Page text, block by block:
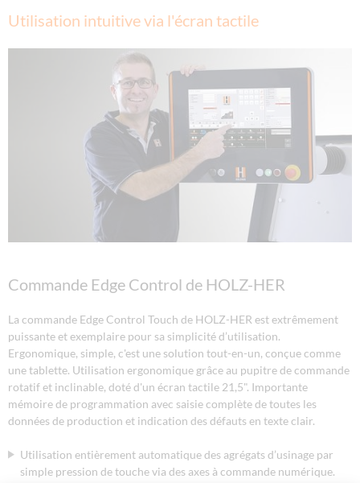
Utilisation intuitive via l'écran tactile
Commande Edge Control de HOLZ-HER
La commande Edge Control Touch de HOLZ-HER est extrêmement
puissante et exemplaire pour sa simplicité d’utilisation.
Ergonomique, simple, c'est une solution tout-en-un, conçue comme
une tablette. Utilisation ergonomique grâce au pupitre de commande
rotatif et inclinable, doté d'un écran tactile 21,5". Importante
mémoire de programmation avec saisie complète de toutes les
données de production et indication des défauts en texte clair.
Utilisation entièrement automatique des agrégats d’usinage par
simple pression de touche via des axes à commande numérique.